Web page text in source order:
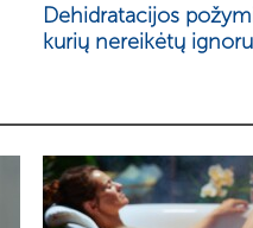
Dehidratacijos
kurių nereikėtų